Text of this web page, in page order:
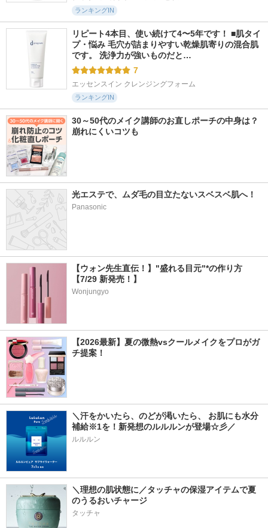
ランキングIN
リピート4本目、使い続けて4〜5年です！ ■肌タイ
プ・悩み 毛穴が詰まりやすい乾燥肌寄りの混合肌
です。 洗浄力が強いものだと…
7
エッセンスイン クレンジングフォーム
ランキングIN
30～50代のメイク講師のお直しポーチの中身は？
崩れにくいコツも
Panasonic
【ウォン先生直伝！】"盛れる目元"*の作り方
【7/29 新発売！】
Wonjungyo
【2026最新】夏の微熱vsクールメイクをプロがガ
チ提案！
＼汗をかいたら、のどが渇いたら、 お肌にも水分
補給※1を！新発想のルルルンが登場☆彡／
ルルルン
＼理想の肌状態に／タッチャの保湿アイテムで夏
のうるおいチャージ
タッチャ